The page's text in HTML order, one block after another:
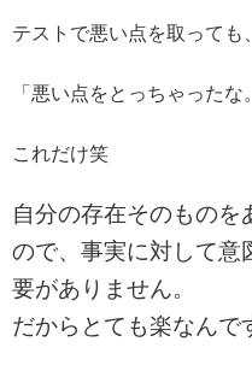
テストで悪い点を取っても、
「悪い点をとっちゃったな
これだけ笑
自分の存在そのものを
ので、事実に対して意
要がありません。
だからとても楽なんで